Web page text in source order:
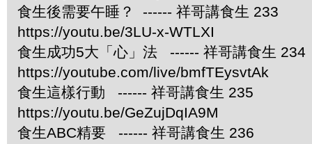
食生後需要午睡？ ------ 祥哥講食生 233
https://youtu.be/3LU-x-WTLXI
食生成功5大「心」法 ------ 祥哥講食生 234
https://youtube.com/live/bmfTEysvtAk
食生這樣行動 ------ 祥哥講食生 235
https://youtu.be/GeZujDqIA9M
食生ABC精要 ------ 祥哥講食生 236